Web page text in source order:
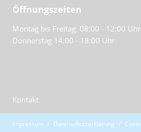
Öffnungszeiten
Montag bis Freitag: 08:00 - 12:00 Uhr
Donnerstag 14:00 - 18:00 Uhr
Kontakt
Impressum Datenschutzerklärung